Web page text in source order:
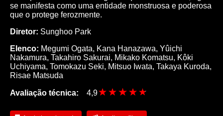
se manifesta como uma entidade monstruosa e poderosa
que o protege ferozmente.
Diretor: Sunghoo Park
Elenco: Megumi Ogata, Kana Hanazawa, Yûichi
Nakamura, Takahiro Sakurai, Mikako Komatsu, Kôki
Uchiyama, Tomokazu Seki, Mitsuo Iwata, Takaya Kuroda,
Risae Matsuda
Avaliação técnica: 4,9